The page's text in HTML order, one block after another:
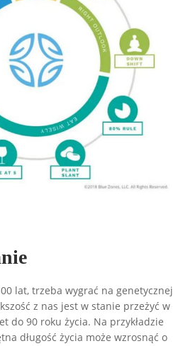
lat, trzeba wygrać na genetycznej
z nas jest w stanie przeżyć w
do 90 roku życia. Na przykładzie
długość życia może wzrosnąć o